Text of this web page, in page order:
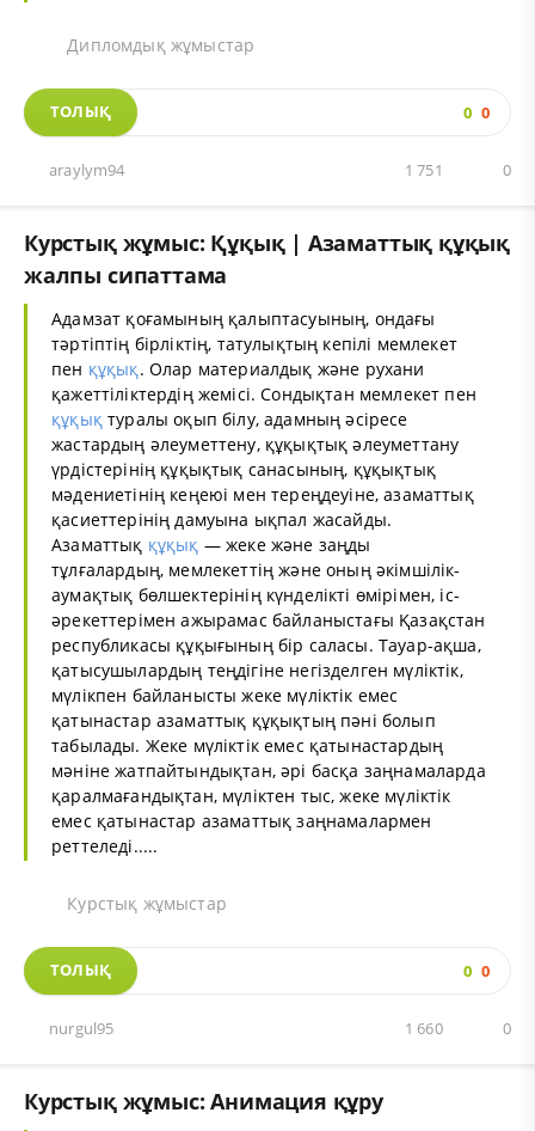
Дипломдық жұмыстар
ТОЛЫҚ 0 0
araylym94 0
1 751
Курстық жұмыс: Құқық | Азаматтық құқық
жалпы сипаттама
Адамзат қоғамының қалыптасуының, ондағы
тәртіптің бірліктің, татулықтың кепілі мемлекет
пен құқық. Олар материалдық және рухани
қажеттіліктердің жемісі. Сондықтан мемлекет пен
құқық туралы оқып білу, адамның әсіресе
жастардың әлеуметтену, құқықтық әлеуметтану
үрдістерінің құқықтық санасының, құқықтық
мәдениетінің кеңеюі мен тереңдеуіне, азаматтық
қасиеттерінің дамуына ықпал жасайды.
Азаматтық құқық — жеке және заңды
тұлғалардың, мемлекеттің және оның әкімшілік-
аумақтық бөлшектерінің күнделікті өмірімен, іс-
әрекеттерімен ажырамас байланыстағы Қазақстан
республикасы құқығының бір саласы. Тауар-ақша,
қатысушылардың теңдігіне негізделген мүліктік,
мүлікпен байланысты жеке мүліктік емес
қатынастар азаматтық құқықтың пәні болып
табылады. Жеке мүліктік емес қатынастардың
мәніне жатпайтындықтан, әрі басқа заңнамаларда
қаралмағандықтан, мүліктен тыс, жеке мүліктік
емес қатынастар азаматтық заңнамалармен
реттеледі.....
Курстық жұмыстар
ТОЛЫҚ 0 0
nurgul95 0
1 660
Курстық жұмыс: Анимация құру